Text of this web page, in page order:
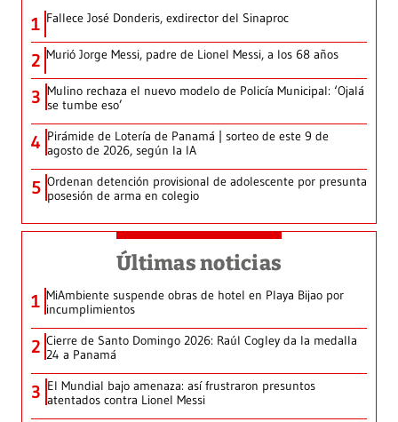
1 Fallece José Donderis, exdirector del Sinaproc
2 Murió Jorge Messi, padre de Lionel Messi, a los 68 años
3 Mulino rechaza el nuevo modelo de Policía Municipal: ‘Ojalá
se tumbe eso’
4 Pirámide de Lotería de Panamá | sorteo de este 9 de
agosto de 2026, según la IA
5 Ordenan detención provisional de adolescente por presunta
posesión de arma en colegio
Últimas noticias
1 MiAmbiente suspende obras de hotel en Playa Bijao por
incumplimientos
2 Cierre de Santo Domingo 2026: Raúl Cogley da la medalla
24 a Panamá
3 El Mundial bajo amenaza: así frustraron presuntos
atentados contra Lionel Messi